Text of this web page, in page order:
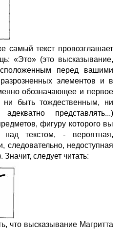
самый текст провозглашает
«Это» (это высказывание,
перед вашими
элементов и в
обозначающее и первое
быть тождественным, ни
представлять...)
фигуру которого вы
над текстом, - вероятная,
следовательно, недоступная
следует читать:
что высказывание Магритта